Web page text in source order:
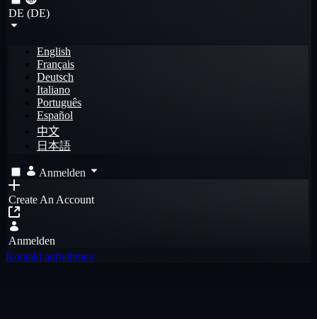
DE (DE)
English
Français
Deutsch
Italiano
Português
Español
中文
日本語
Anmelden
Create An Account
Anmelden
Kontakt aufnehmen